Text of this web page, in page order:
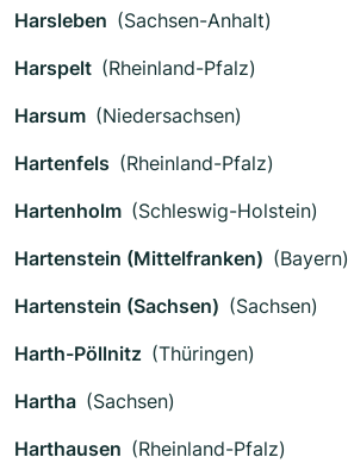
Harsleben (Sachsen-Anhalt)
Harspelt (Rheinland-Pfalz)
Harsum (Niedersachsen)
Hartenfels (Rheinland-Pfalz)
Hartenholm (Schleswig-Holstein)
Hartenstein (Mittelfranken) (Bayern)
Hartenstein (Sachsen) (Sachsen)
Harth-Pöllnitz (Thüringen)
Hartha (Sachsen)
Harthausen (Rheinland-Pfalz)